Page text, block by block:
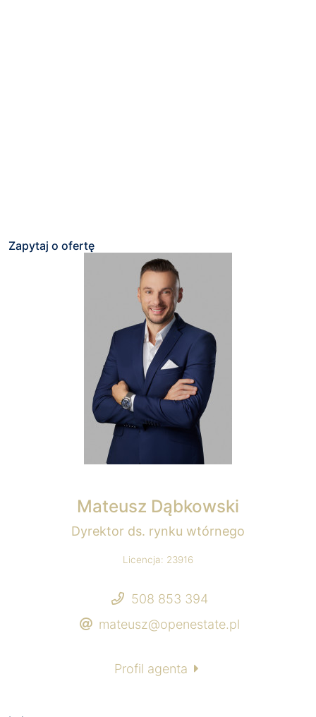
Zapytaj o ofertę
Mateusz Dąbkowski
Dyrektor ds. rynku wtórnego
Licencja: 23916
508 853 394
mateusz@openestate.pl
Profil agenta